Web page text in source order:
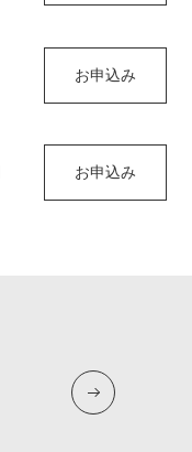
お申込み
お申込み